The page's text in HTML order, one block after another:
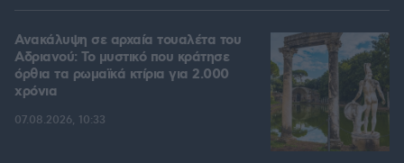
Ανακάλυψη σε αρχαία τουαλέτα του
Αδριανού: Το μυστικό που κράτησε
όρθια τα ρωμαϊκά κτίρια για 2.000
χρόνια
07.08.2026, 10:33